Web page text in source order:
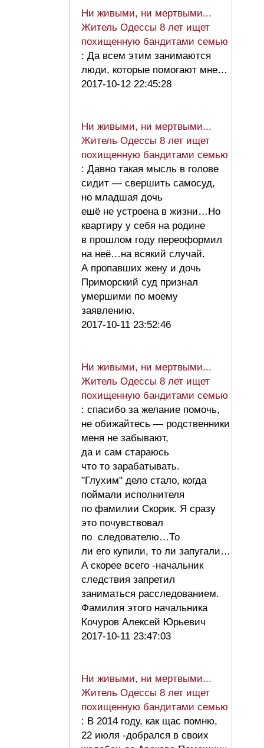
Ни живыми, ни мертвыми...
Житель Одессы 8 лет ищет
похищенную бандитами семью
: Да всем этим занимаются
люди, которые помогают мне…
2017-10-12 22:45:28
Ни живыми, ни мертвыми...
Житель Одессы 8 лет ищет
похищенную бандитами семью
: Давно такая мысль в голове
сидит — свершить самосуд,
но младшая дочь
ешё не устроена в жизни…Но
квартиру у себя на родине
в прошлом году переоформил
на неё…на всякий случай.
А пропавших жену и дочь
Приморский суд признал
умершими по моему
заявлению.
2017-10-11 23:52:46
Ни живыми, ни мертвыми...
Житель Одессы 8 лет ищет
похищенную бандитами семью
: спасибо за желание помочь,
не обижайтесь — родственники
меня не забывают,
да и сам стараюсь
что то зарабатывать.
"Глухим" дело стало, когда
поймали исполнителя
по фамилии Скорик. Я сразу
это почувствовал
по следователю…То
ли его купили, то ли запугали…
А скорее всего -начальник
следствия запретил
заниматься расследованием.
Фамилия этого начальника
Кочуров Алексей Юрьевич
2017-10-11 23:47:03
Ни живыми, ни мертвыми...
Житель Одессы 8 лет ищет
похищенную бандитами семью
: В 2014 году, как щас помню,
22 июля -добрался в своих